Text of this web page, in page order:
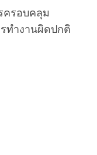
ครอบคลุม
ทำงานผิดปกติ